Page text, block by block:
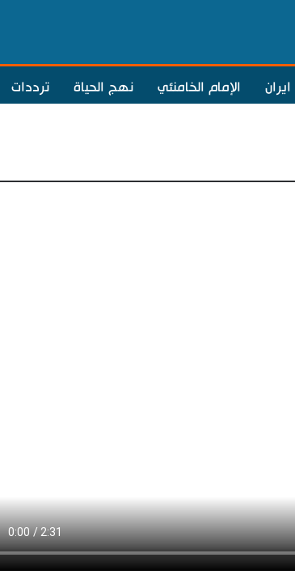
ايران الإمام الخامنئي نهج الحياة ترددات